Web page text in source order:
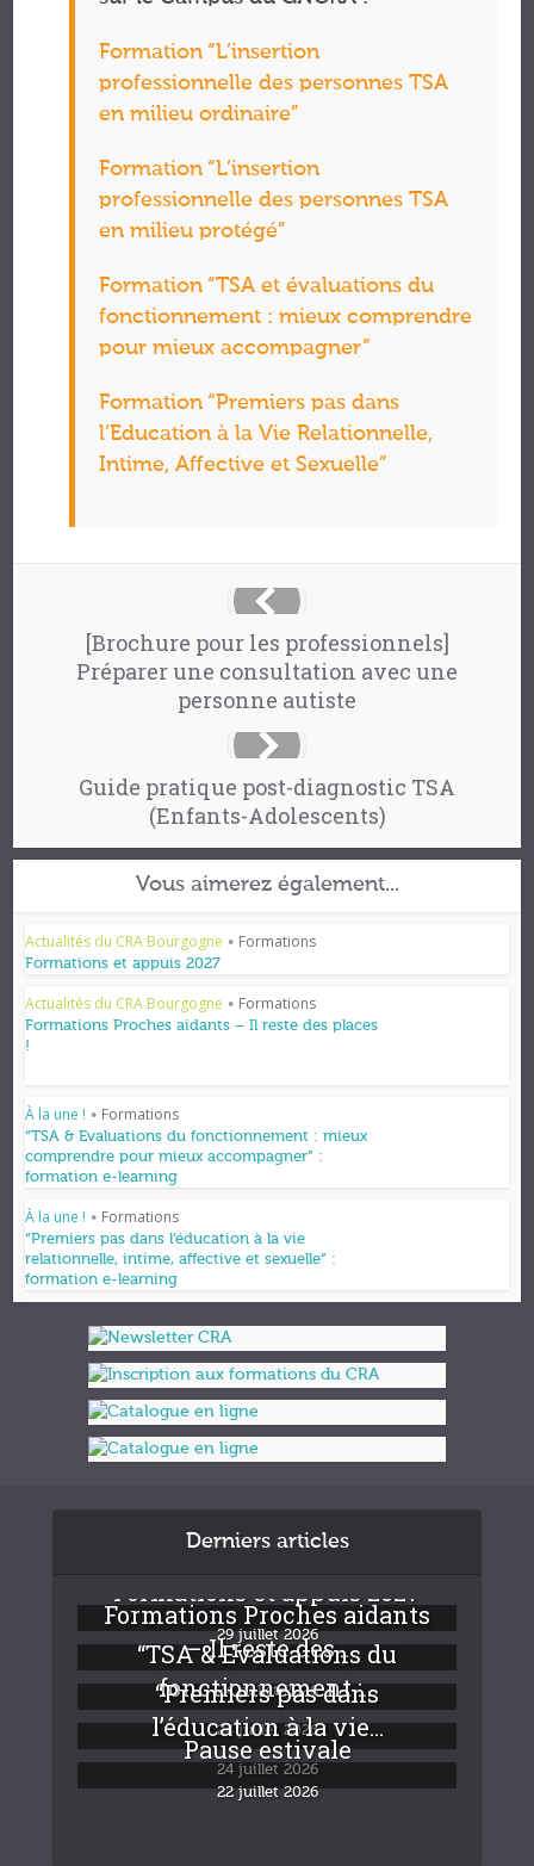
Formation “L’insertion
professionnelle des personnes TSA
en milieu ordinaire”
Formation “L’insertion
professionnelle des personnes TSA
en milieu protégé”
Formation “TSA et évaluations du
fonctionnement : mieux comprendre
pour mieux accompagner”
Formation “Premiers pas dans
l’Education à la Vie Relationnelle,
Intime, Affective et Sexuelle”
[Brochure pour les professionnels]
Préparer une consultation avec une
personne autiste
Guide pratique post-diagnostic TSA
(Enfants-Adolescents)
Vous aimerez également...
Actualités du CRA Bourgogne • Formations
Formations et appuis 2027
Actualités du CRA Bourgogne • Formations
Formations Proches aidants – Il reste des places
!
À la une ! • Formations
“TSA & Evaluations du fonctionnement : mieux
comprendre pour mieux accompagner” :
formation e-learning
À la une ! • Formations
“Premiers pas dans l’éducation à la vie
relationnelle, intime, affective et sexuelle” :
formation e-learning
Derniers articles
Formations et appuis 2027
29 juillet 2026
Formations Proches aidants
– Il reste des...
24 juillet 2026
“TSA & Evaluations du
fonctionnement :...
24 juillet 2026
“Premiers pas dans
l’éducation à la vie...
24 juillet 2026
Pause estivale
22 juillet 2026